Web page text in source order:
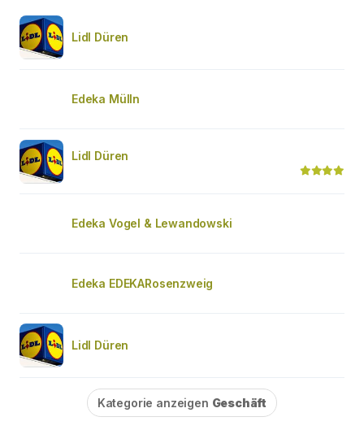
Lidl Düren
Edeka Mülln
Lidl Düren
Edeka Vogel & Lewandowski
Edeka EDEKARosenzweig
Lidl Düren
Kategorie anzeigen Geschäft